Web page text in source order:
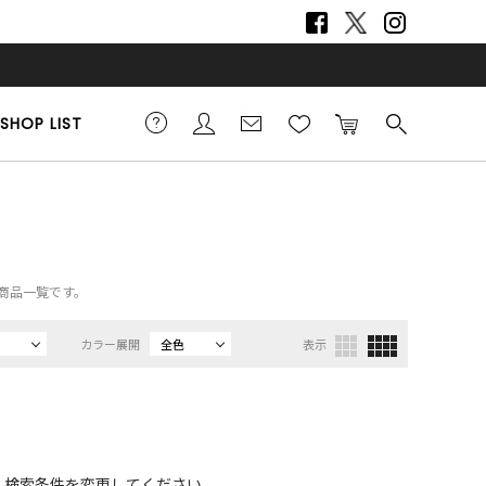
SHOP LIST
一覧です。
カラー展開 全色 表示